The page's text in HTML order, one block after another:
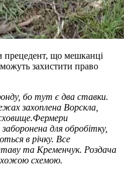
прецедент, що мешканці
захистити право
бо тут є два ставки.
захоплена Ворскла,
для обробітку,
в річку. Все
та Кременчук. Роздача
схемою.